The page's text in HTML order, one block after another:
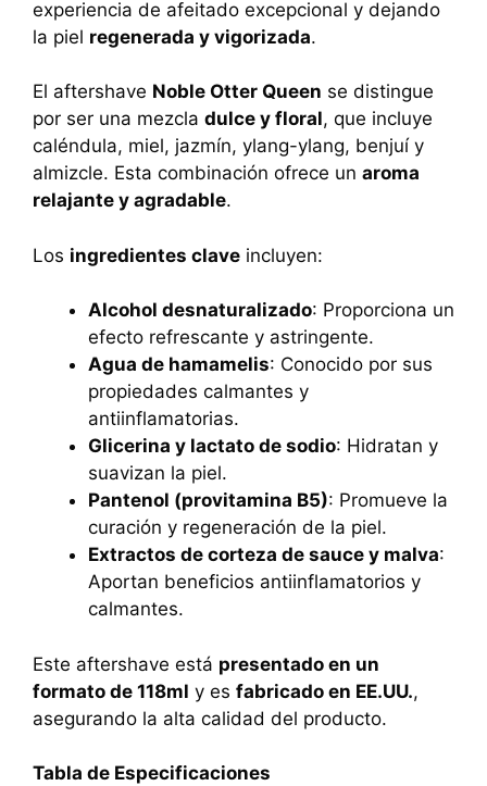
experiencia de afeitado excepcional y dejando
la piel regenerada y vigorizada.
El aftershave Noble Otter Queen se distingue
por ser una mezcla dulce y floral, que incluye
caléndula, miel, jazmín, ylang-ylang, benjuí y
almizcle. Esta combinación ofrece un aroma
relajante y agradable.
Los ingredientes clave incluyen:
Alcohol desnaturalizado: Proporciona un
efecto refrescante y astringente.
Agua de hamamelis: Conocido por sus
propiedades calmantes y
antiinflamatorias.
Glicerina y lactato de sodio: Hidratan y
suavizan la piel.
Pantenol (provitamina B5): Promueve la
curación y regeneración de la piel.
Extractos de corteza de sauce y malva:
Aportan beneficios antiinflamatorios y
calmantes.
Este aftershave está presentado en un
formato de 118ml y es fabricado en EE.UU.,
asegurando la alta calidad del producto.
Tabla de Especificaciones